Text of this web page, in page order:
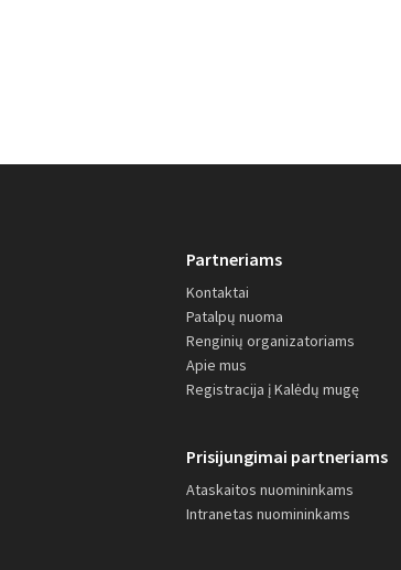
Partneriams
Kontaktai
Patalpų nuoma
Renginių organizatoriams
Apie mus
Registracija į Kalėdų mugę
Prisijungimai partneriams
Ataskaitos nuomininkams
Intranetas nuomininkams